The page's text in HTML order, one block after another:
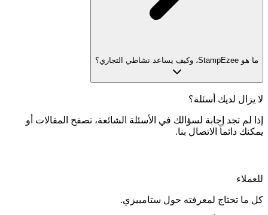
ما هو StampEzee، وكيف يساعد نشاطي التجاري؟
لا يزال لديك أسئلة؟
إذا لم تجد إجابة لسؤالك في الأسئلة الشائعة، تصفح المقالات أو
يمكنك دائماً الاتصال بنا.
للعملاء
كل ما تحتاج لمعرفته حول ستامبيزي.